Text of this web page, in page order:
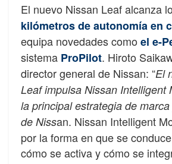
El nuevo Nissan Leaf alcanza
kilómetros de autonomía en
equipa novedades como el e-
sistema ProPilot. Hiroto
director general de Nissan: “El
Leaf impulsa Nissan Intelligent
la principal estrategia de
de Nissan. Nissan Intelligent
por la forma en que se
cómo se activa y cómo se